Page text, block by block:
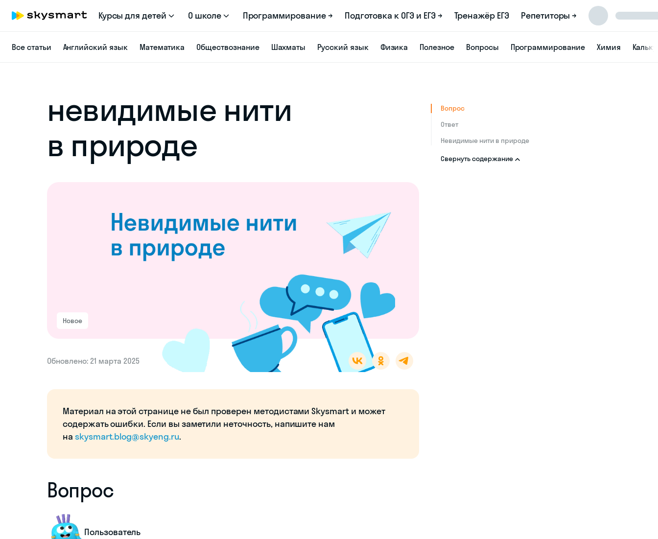
Курсы для детей О школе Программирование → Подготовка к ОГЭ и ЕГЭ → Тренажёр ЕГЭ Репетиторы →
Все статьи Английский язык Математика Обществознание Шахматы Русский язык Физика Полезное Вопросы Программирование Химия
невидимые нити
в природе
Новое
Обновлено: 21 марта 2025
Материал на этой странице не был проверен методистами Skysmart и может
содержать ошибки. Если вы заметили неточность, напишите нам
на skysmart.blog@skyeng.ru.
Вопрос
Пользователь
Вопрос
Ответ
Невидимые нити в природе
Свернуть содержание